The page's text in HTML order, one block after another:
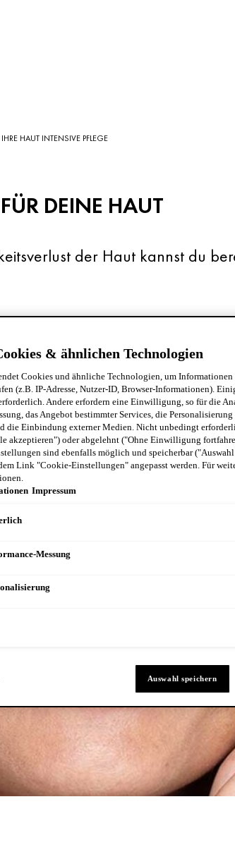
HAUT INTENSIVE PFLEGE
DEINE HAUT
der Haut kannst du
& ähnlichen Technologien
Cookies und ähnliche Technologien, um Informationen
(z.B. IP-Adresse, Nutzer-ID, Browser-Informationen).
Andere erfordern eine Einwilligung, so für die
das Angebot bestimmter Services, die
die Einbindung externer Medien. Nicht unbedingt
akzeptieren") oder abgelehnt ("Ohne Einwilligung
sind ebenfalls möglich und speicherbar
Link "Cookie-Einstellungen" angepasst werden. Für
Impressum
Messung
Auswahl speichern